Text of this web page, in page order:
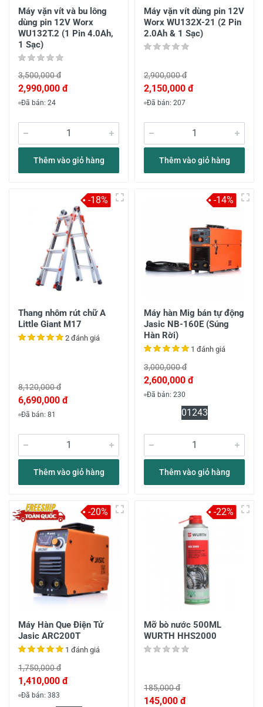
Máy vặn vít và bu lông
dùng pin 12V Worx
WU132T.2 (1 Pin 4.0Ah,
1 Sạc)
3,500,000 đ
2,990,000 đ
Đã bán: 24
Thêm vào giỏ hàng
Máy vặn vít dùng pin 12V
Worx WU132X-21 (2 Pin
2.0Ah & 1 Sạc)
2,900,000 đ
2,150,000 đ
Đã bán: 207
Thêm vào giỏ hàng
Thang nhôm rút chữ A
Little Giant M17
2 đánh giá
8,120,000 đ
6,690,000 đ
Đã bán: 81
Thêm vào giỏ hàng
-18%
Máy hàn Mig bán tự động
Jasic NB-160E (Súng
Hàn Rời)
1 đánh giá
3,000,000 đ
2,600,000 đ
Đã bán: 230
01243
Thêm vào giỏ hàng
-14%
Máy Hàn Que Điện Tử
Jasic ARC200T
1 đánh giá
1,750,000 đ
1,410,000 đ
Đã bán: 383
-20%
Mỡ bò nước 500ML
WURTH HHS2000
185,000 đ
145,000 đ
-22%